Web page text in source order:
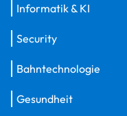
Informatik & KI
Security
Bahntechnologie
Gesundheit